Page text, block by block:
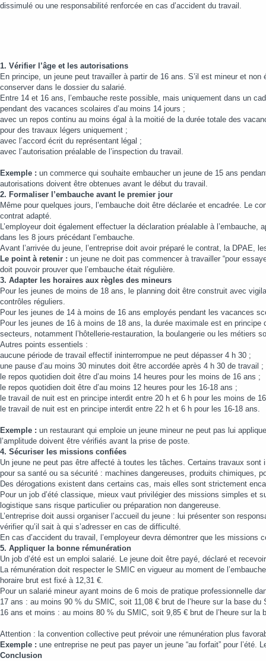
dissimulé ou une responsabilité renforcée en cas d’accident du travail.
1. Vérifier l’âge et les autorisations
En principe, un jeune peut travailler à partir de 16 ans. S’il est mineur et
conserver dans le dossier du salarié.
Entre 14 et 16 ans, l’embauche reste possible, mais uniquement dans un
pendant des vacances scolaires d’au moins 14 jours ;
avec un repos continu au moins égal à la moitié de la durée totale des
pour des travaux légers uniquement ;
avec l’accord écrit du représentant légal ;
avec l’autorisation préalable de l’inspection du travail.
Exemple : un commerce qui souhaite embaucher un jeune de 15 ans
autorisations doivent être obtenues avant le début du travail.
2. Formaliser l’embauche avant le premier jour
Même pour quelques jours, l’embauche doit être déclarée et encadrée. Le
contrat adapté.
L’employeur doit également effectuer la déclaration préalable à
dans les 8 jours précédant l’embauche.
Avant l’arrivée du jeune, l’entreprise doit avoir préparé le contrat, la
Le point à retenir : un jeune ne doit pas commencer à travailler “pour
doit pouvoir prouver que l’embauche était régulière.
3. Adapter les horaires aux règles des mineurs
Pour les jeunes de moins de 18 ans, le planning doit être construit avec
contrôles réguliers.
Pour les jeunes de 14 à moins de 16 ans employés pendant les vacances
Pour les jeunes de 16 à moins de 18 ans, la durée maximale est en
secteurs, notamment l’hôtellerie-restauration, la boulangerie ou les métiers
Autres points essentiels :
aucune période de travail effectif ininterrompue ne peut dépasser 4 h 30 ;
une pause d’au moins 30 minutes doit être accordée après 4 h 30 de travail ;
le repos quotidien doit être d’au moins 14 heures pour les moins de 16 ans ;
le repos quotidien doit être d’au moins 12 heures pour les 16-18 ans ;
le travail de nuit est en principe interdit entre 20 h et 6 h pour les moins de
le travail de nuit est en principe interdit entre 22 h et 6 h pour les 16-18 ans.
Exemple : un restaurant qui emploie un jeune mineur ne peut pas lui
l’amplitude doivent être vérifiés avant la prise de poste.
4. Sécuriser les missions confiées
Un jeune ne peut pas être affecté à toutes les tâches. Certains travaux
pour sa santé ou sa sécurité : machines dangereuses, produits chimiques,
Des dérogations existent dans certains cas, mais elles sont strictement
Pour un job d’été classique, mieux vaut privilégier des missions simples et
logistique sans risque particulier ou préparation non dangereuse.
L’entreprise doit aussi organiser l’accueil du jeune : lui présenter son
vérifier qu’il sait à qui s’adresser en cas de difficulté.
En cas d’accident du travail, l’employeur devra démontrer que les
5. Appliquer la bonne rémunération
Un job d’été est un emploi salarié. Le jeune doit être payé, déclaré et
La rémunération doit respecter le SMIC en vigueur au moment de
horaire brut est fixé à 12,31 €.
Pour un salarié mineur ayant moins de 6 mois de pratique professionnelle
17 ans : au moins 90 % du SMIC, soit 11,08 € brut de l’heure sur la base
16 ans et moins : au moins 80 % du SMIC, soit 9,85 € brut de l’heure sur la
Attention : la convention collective peut prévoir une rémunération plus
Exemple : une entreprise ne peut pas payer un jeune “au forfait” pour
Conclusion